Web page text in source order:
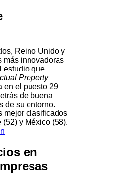
Reino Unido y
más innovadoras
estudio que
Property
en el puesto 29
de buena
de su entorno.
mejor clasificados
y México (58).
en